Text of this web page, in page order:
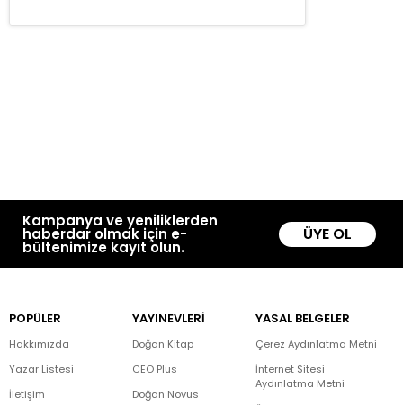
Kampanya ve yeniliklerden
haberdar olmak için e-
bültenimize kayıt olun.
ÜYE OL
POPÜLER
Hakkımızda
Yazar Listesi
İletişim
YAYINEVLERİ
Doğan Kitap
CEO Plus
Doğan Novus
YASAL BELGELER
Çerez Aydınlatma Metni
İnternet Sitesi
Aydınlatma Metni